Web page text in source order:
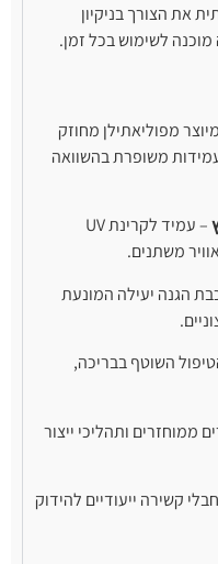
את הצורך בניקיון
לשימוש בכל זמן.
מפוליאתילן מחוזק
משופרת בהשוואה
– עמיד לקרינת UV
משתנים.
הגנה יעילה המונעת
השוטף בבריכה,
ממוחזרים ותהליכי ייצור
קשירה ייעודיים להידוק